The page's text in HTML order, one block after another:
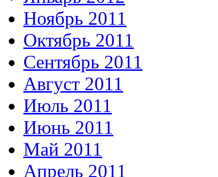
Ноябрь 2011
Октябрь 2011
Сентябрь 2011
Август 2011
Июль 2011
Июнь 2011
Май 2011
Апрель 2011